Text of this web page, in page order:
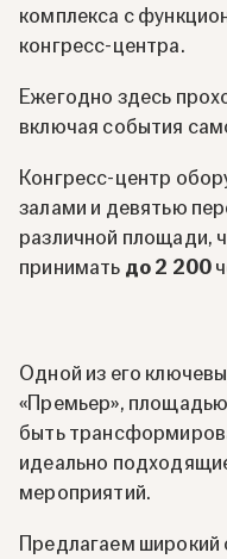
комплекса с
конгресс-центра.
Ежегодно здесь
включая события
Конгресс-центр
залами и девятью
различной площади,
принимать до 2 200
Одной из его
«Премьер»,
быть
идеально
мероприятий.
Предлагаем широкий